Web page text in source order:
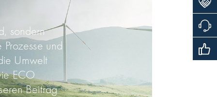
sondern
und
Um­welt
ECO
Beitrag